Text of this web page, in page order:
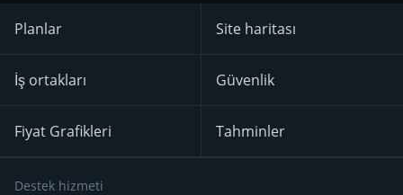
Planlar
İş ortakları
Fiyat Grafikleri
Site haritası
Güvenlik
Tahminler
Destek hizmeti